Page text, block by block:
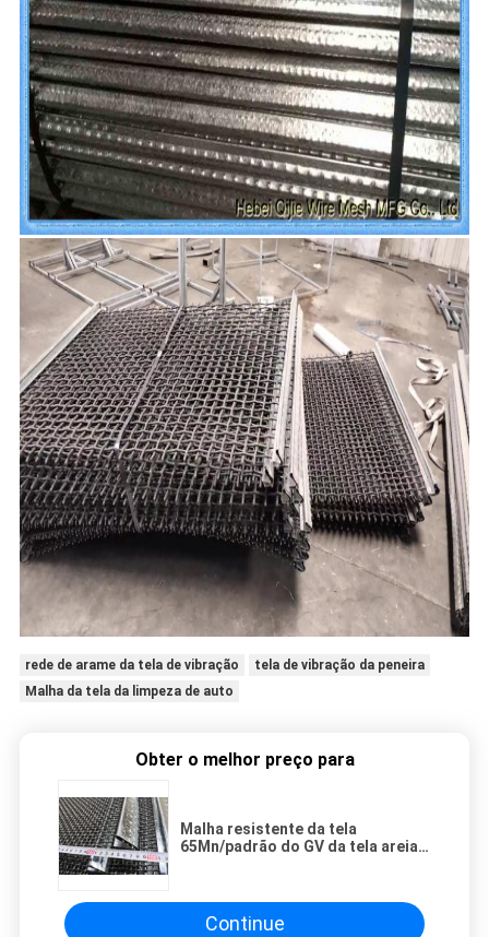
rede de arame da tela de vibração
tela de vibração da peneira
Malha da tela da limpeza de auto
Obter o melhor preço para
Malha resistente da tela
65Mn/padrão do GV da tela areia
Continue